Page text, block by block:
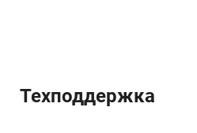
Техподдержка